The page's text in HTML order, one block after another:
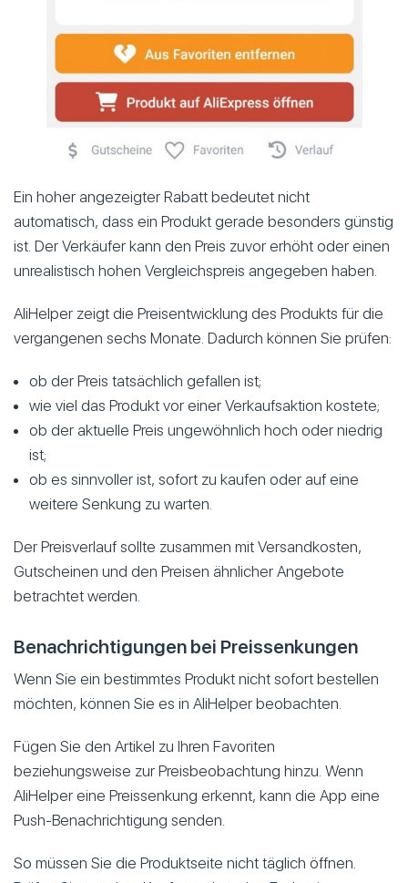
Ein hoher angezeigter Rabatt bedeutet nicht
automatisch, dass ein Produkt gerade besonders günstig
ist. Der Verkäufer kann den Preis zuvor erhöht oder einen
unrealistisch hohen Vergleichspreis angegeben haben.
AliHelper zeigt die Preisentwicklung des Produkts für die
vergangenen sechs Monate. Dadurch können Sie prüfen:
ob der Preis tatsächlich gefallen ist;
wie viel das Produkt vor einer Verkaufsaktion kostete;
ob der aktuelle Preis ungewöhnlich hoch oder niedrig
ist;
ob es sinnvoller ist, sofort zu kaufen oder auf eine
weitere Senkung zu warten.
Der Preisverlauf sollte zusammen mit Versandkosten,
Gutscheinen und den Preisen ähnlicher Angebote
betrachtet werden.
Benachrichtigungen bei Preissenkungen
Wenn Sie ein bestimmtes Produkt nicht sofort bestellen
möchten, können Sie es in AliHelper beobachten.
Fügen Sie den Artikel zu Ihren Favoriten
beziehungsweise zur Preisbeobachtung hinzu. Wenn
AliHelper eine Preissenkung erkennt, kann die App eine
Push-Benachrichtigung senden.
So müssen Sie die Produktseite nicht täglich öffnen.